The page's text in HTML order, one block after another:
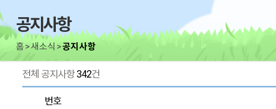
공지사항
홈 새소식 공지사항
전체 공지사항342건
번호